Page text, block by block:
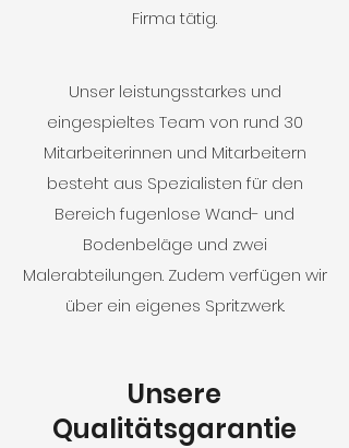
Firma tätig.
Unser leistungsstarkes und
eingespieltes Team von rund 30
Mitarbeiterinnen und Mitarbeitern
besteht aus Spezialisten für den
Bereich fugenlose Wand- und
Bodenbeläge und zwei
Malerabteilungen. Zudem verfügen wir
über ein eigenes Spritzwerk.
Unsere
Qualitätsgarantie